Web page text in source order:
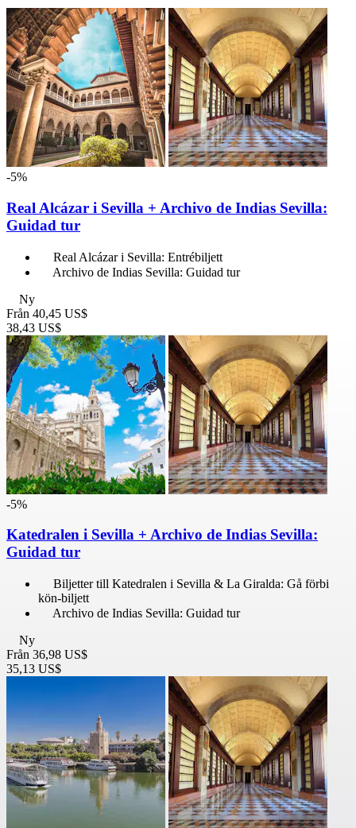
-5%
Real Alcázar i Sevilla + Archivo de Indias Sevilla:
Guidad tur
Real Alcázar i Sevilla: Entrébiljett
Archivo de Indias Sevilla: Guidad tur
Ny
Från 40,45 US$
38,43 US$
-5%
Katedralen i Sevilla + Archivo de Indias Sevilla:
Guidad tur
Biljetter till Katedralen i Sevilla & La Giralda: Gå förbi
kön-biljett
Archivo de Indias Sevilla: Guidad tur
Ny
Från 36,98 US$
35,13 US$